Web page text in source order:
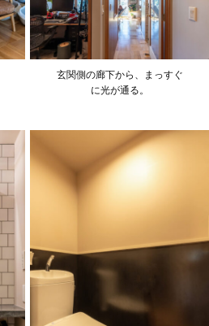
玄関側の廊下から、まっすぐ
に光が通る。